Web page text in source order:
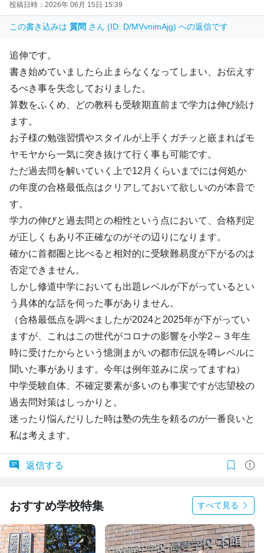
投稿日時：2026年 06月 15日 15:39
この書き込みは 質問 さん (ID: D/MVvnimAjg) への返信です
追伸です。
書き始めていましたら止まらなくなってしまい、お伝えす
るべき事を失念しておりました。
算数をふくめ、どの教科も受験期直前まで学力は伸び続け
ます。
お子様の勉強習慣やスタイルが上手くガチッと嵌まればモ
ヤモヤから一気に突き抜けて行く事も可能です。
ただ過去問を解いていく上で12月くらいまでには何処か
の年度の合格最低点はクリアしておいて欲しいのが本音で
す。
学力の伸びと過去問との相性という点において、合格判定
が正しくもあり不正確なのがその辺りになります。
確かに首都圏と比べると相対的に受験難易度が下がるのは
否定できません。
しかし修道中学においても出題レベルが下がっているとい
う具体的な話を伺った事がありません。
（合格最低点を調べましたが2024と2025年が下がってい
ますが、これはこの世代がコロナの影響を小学2～３年生
時に受けたからという憶測まがいの都市伝説を噂レベルに
聞いた事があります。今年は例年並みに戻ってますね）
中学受験自体、不確定要素が多いのも事実ですが志望校の
過去問対策はしっかりと。
迷ったり悩んだりした時は塾の先生を頼るのが一番良いと
私は考えます。
返信する
おすすめ学校特集 すべて見る